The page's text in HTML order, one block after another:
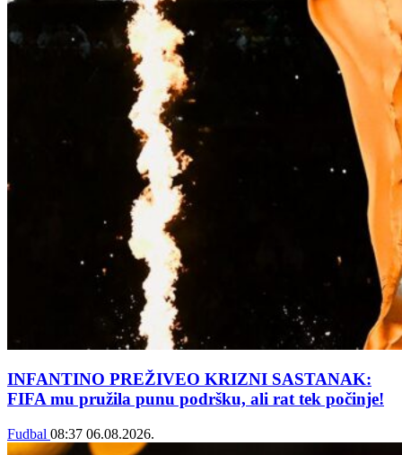
INFANTINO PREŽIVEO KRIZNI SASTANAK:
FIFA mu pružila punu podršku, ali rat tek počinje!
Fudbal 08:37 06.08.2026.